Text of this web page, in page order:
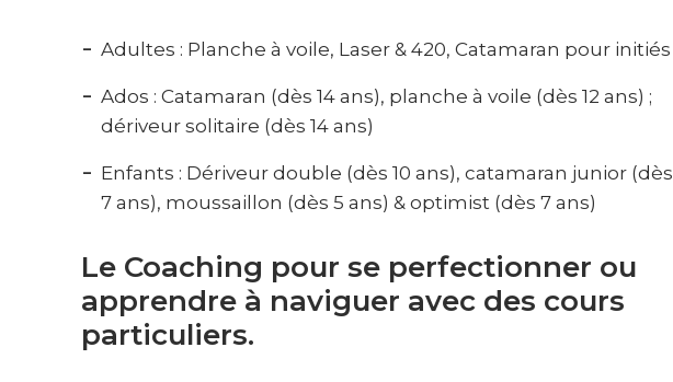
Adultes : Planche à voile, Laser & 420, Catamaran pour initiés
Ados : Catamaran (dès 14 ans), planche à voile (dès 12 ans) ;
dériveur solitaire (dès 14 ans)
Enfants : Dériveur double (dès 10 ans), catamaran junior (dès
7 ans), moussaillon (dès 5 ans) & optimist (dès 7 ans)
Le Coaching pour se perfectionner ou
apprendre à naviguer avec des cours
particuliers.